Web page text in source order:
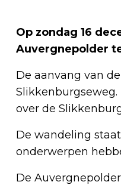
Op zondag 16
Auvergnepolder
De aanvang van
over de
De wandeling
onderwerpen
De